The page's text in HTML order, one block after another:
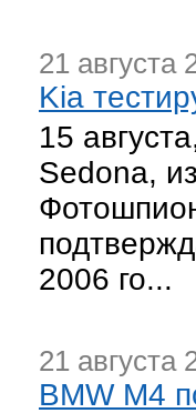
21 августа
Kia
15
Sedona,
2006 го...
21 августа
BMW M4